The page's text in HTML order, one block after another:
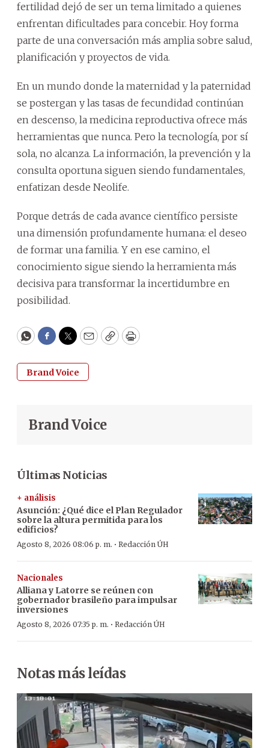
fertilidad dejó de ser un tema limitado a quienes
enfrentan dificultades para concebir. Hoy forma
parte de una conversación más amplia sobre salud,
planificación y proyectos de vida.
En un mundo donde la maternidad y la paternidad
se postergan y las tasas de fecundidad continúan
en descenso, la medicina reproductiva ofrece más
herramientas que nunca. Pero la tecnología, por sí
sola, no alcanza. La información, la prevención y la
consulta oportuna siguen siendo fundamentales,
enfatizan desde Neolife.
Porque detrás de cada avance científico persiste
una dimensión profundamente humana: el deseo
de formar una familia. Y en ese camino, el
conocimiento sigue siendo la herramienta más
decisiva para transformar la incertidumbre en
posibilidad.
WhatsApp
Facebook
Twitter
EmailCopyPrint
Brand Voice
Brand Voice
Últimas Noticias
+ análisis
Asunción: ¿Qué dice el Plan Regulador
sobre la altura permitida para los
edificios?
Agosto 8, 2026 08:06 p. m. · Redacción ÚH
Nacionales
Alliana y Latorre se reúnen con
gobernador brasileño para impulsar
inversiones
Agosto 8, 2026 07:35 p. m. · Redacción ÚH
Notas más leídas